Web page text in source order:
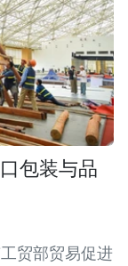
包装与品
贸部贸易促进